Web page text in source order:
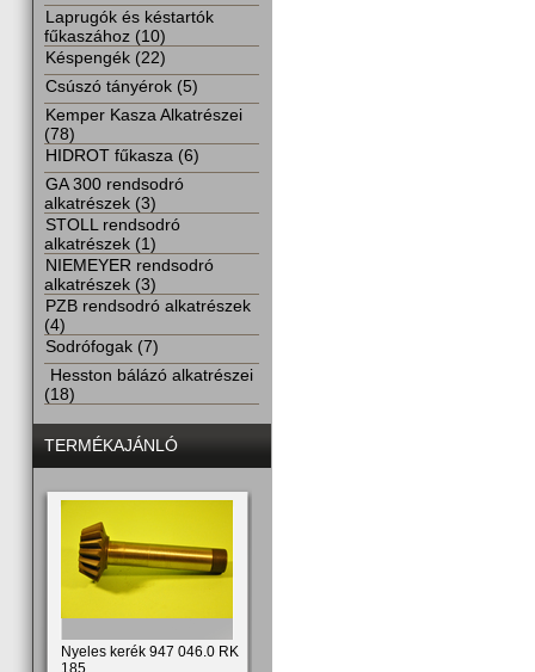
Laprugók és késtartók
fűkaszához (10)
Késpengék (22)
Csúszó tányérok (5)
Kemper Kasza Alkatrészei
(78)
HIDROT fűkasza (6)
GA 300 rendsodró
alkatrészek (3)
STOLL rendsodró
alkatrészek (1)
NIEMEYER rendsodró
alkatrészek (3)
PZB rendsodró alkatrészek
(4)
Sodrófogak (7)
Hesston bálázó alkatrészei
(18)
TERMÉKAJÁNLÓ
Nyeles kerék 947 046.0 RK
185